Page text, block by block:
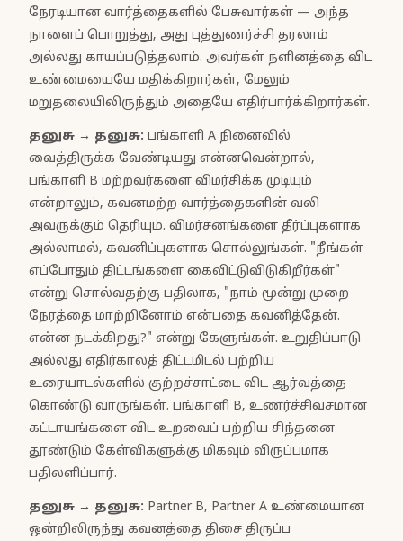
நேரடியான வார்த்தைகளில் பேசுவார்கள் — அந்த
நாளைப் பொறுத்து, அது புத்துணர்ச்சி தரலாம்
அல்லது காயப்படுத்தலாம். அவர்கள் நளினத்தை விட
உண்மையையே மதிக்கிறார்கள், மேலும்
மறுதலையிலிருந்தும் அதையே எதிர்பார்க்கிறார்கள்.
தனுசு → தனுசு: பங்காளி A நினைவில்
வைத்திருக்க வேண்டியது என்னவென்றால்,
பங்காளி B மற்றவர்களை விமர்சிக்க முடியும்
என்றாலும், கவனமற்ற வார்த்தைகளின் வலி
அவருக்கும் தெரியும். விமர்சனங்களை தீர்ப்புகளாக
அல்லாமல், கவனிப்புகளாக சொல்லுங்கள். "நீங்கள்
எப்போதும் திட்டங்களை கைவிட்டுவிடுகிறீர்கள்"
என்று சொல்வதற்கு பதிலாக, "நாம் மூன்று முறை
நேரத்தை மாற்றினோம் என்பதை கவனித்தேன்.
என்ன நடக்கிறது?" என்று கேளுங்கள். உறுதிப்பாடு
அல்லது எதிர்காலத் திட்டமிடல் பற்றிய
உரையாடல்களில் குற்றச்சாட்டை விட ஆர்வத்தை
கொண்டு வாருங்கள். பங்காளி B, உணர்ச்சிவசமான
கட்டாயங்களை விட உறவைப் பற்றிய சிந்தனை
தூண்டும் கேள்விகளுக்கு மிகவும் விருப்பமாக
பதிலளிப்பார்.
தனுசு → தனுசு: Partner B, Partner A உண்மையான
ஒன்றிலிருந்து கவனத்தை திசை திருப்ப